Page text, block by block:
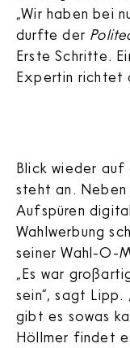
„Wir haben bei
durfte der
Erste Schritte.
Expertin richtet
Blick wieder auf
steht an. Neben
Aufspüren
Wahlwerbung
seiner Wahl-O-
„Es war
sein“, sagt
gibt es sowas
Höllmer findet